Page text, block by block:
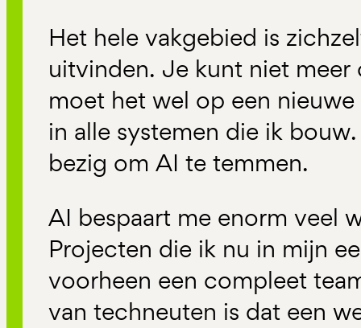
Het hele vakgebied is
uitvinden. Je kunt niet meer
moet het wel op een
in alle systemen die ik
bezig om AI te temmen.
AI bespaart me enorm veel
Projecten die ik nu in mijn
voorheen een compleet
van techneuten is dat een